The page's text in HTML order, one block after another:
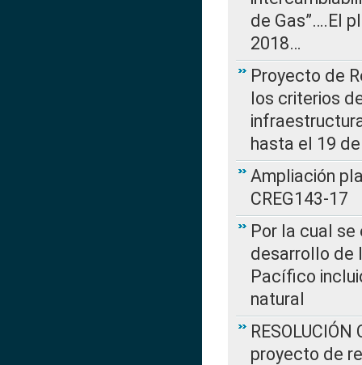
de Gas”….El
2018…
Proyecto de
los criterios
hasta el 19
Ampliación
CREG143-17
Por la cual
desarrollo de
Pacífico
natural
proyecto de